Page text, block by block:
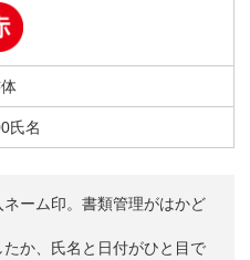
氏名
ーム印。書類管理がはかど
たか、氏名と日付がひと目で